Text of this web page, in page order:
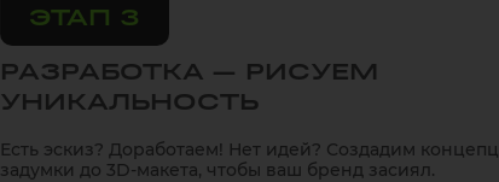
ЭТАП 3
РАЗРАБОТКА — РИСУЕМ
УНИКАЛЬНОСТЬ
Есть эскиз? Доработаем! Нет идей? Создадим
задумки до 3D-макета, чтобы ваш бренд засиял.